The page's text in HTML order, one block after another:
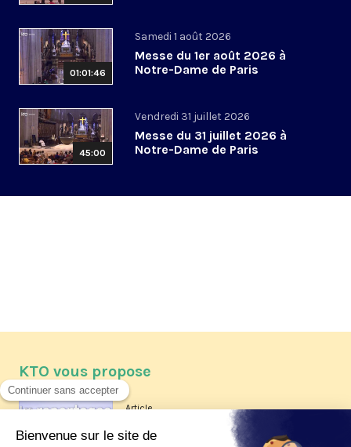
01:01:46
Samedi 1 août 2026
Messe du 1er août 2026 à
Notre-Dame de Paris
45:00
Vendredi 31 juillet 2026
Messe du 31 juillet 2026 à
Notre-Dame de Paris
KTO vous propose
Article
Les reportages d'été 2026 de KTO